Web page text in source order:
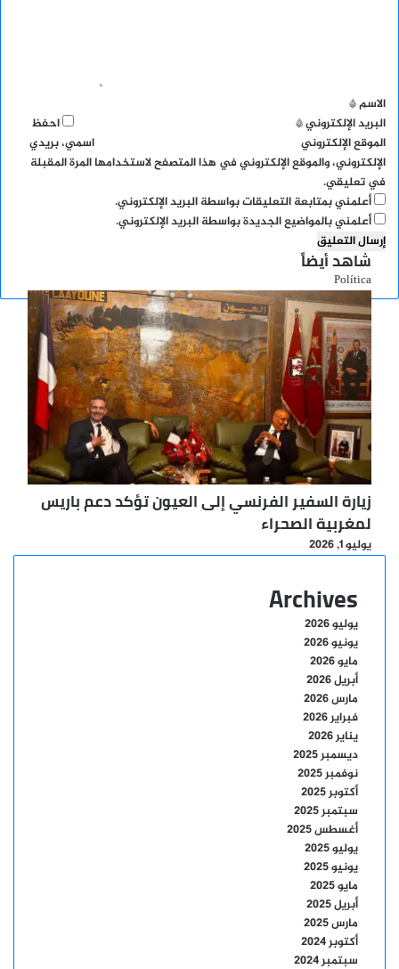
الاسم*
البريد الإلكتروني*
الموقع الإلكتروني
احفظ
اسمي، بريدي
الإلكتروني، والموقع الإلكتروني في هذا المتصفح لاستخدامها المرة المقبلة
في تعليقي.
أعلمني بمتابعة التعليقات بواسطة البريد الإلكتروني.
أعلمني بالمواضيع الجديدة بواسطة البريد الإلكتروني.
شاهد أيضاً
إغلاق
Política
زيارة السفير الفرنسي إلى العيون تؤكد دعم باريس
لمغربية الصحراء
يوليو 1, 2026
Archives
يوليو 2026
يونيو 2026
مايو 2026
أبريل 2026
مارس 2026
فبراير 2026
يناير 2026
ديسمبر 2025
نوفمبر 2025
أكتوبر 2025
سبتمبر 2025
أغسطس 2025
يوليو 2025
يونيو 2025
مايو 2025
أبريل 2025
مارس 2025
أكتوبر 2024
سبتمبر 2024